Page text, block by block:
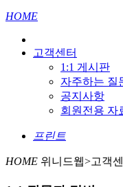
HOME
고객센터
1:1 게시판
자주하는 질
공지사항
회원전용 자
프린트
HOME 위니드웹>고객